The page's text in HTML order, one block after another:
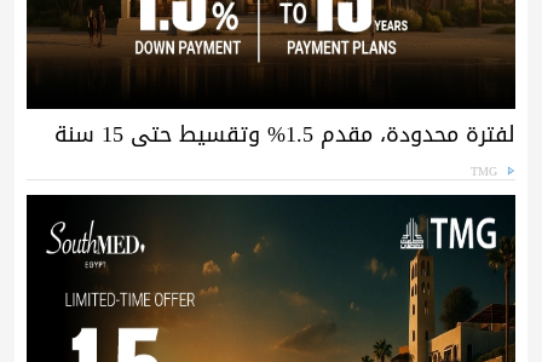
لفترة محدودة، مقدم 1.5% وتقسيط حتى 15 سنة
TMG